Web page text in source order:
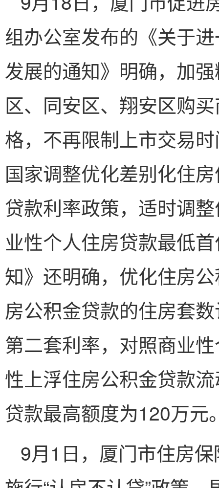
组办公室发布的《关于
发展的通知》明确，加
区、同安区、翔安区购
格，不再限制上市交易
国家调整优化差别化住
贷款利率政策，适时调
业性个人住房贷款最低
知》还明确，优化住房
房公积金贷款的住房套
第二套利率，对照商业
性上浮住房公积金贷款
贷款最高额度为120万元
9月1日，厦门市住房